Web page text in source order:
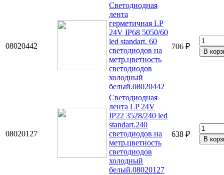
08020442
Светодиодная
лента
герметичная LP
24V IP68 5050/60
led standart. 60
светодиодов на
метр.цветность
светодиодов
холодный
белый.08020442
706 ₽
08020127
Светодиодная
лента LP 24V
IP22 3528/240 led
standart.240
светодиодов на
метр.цветность
светодиодов
холодный
белый.08020127
638 ₽